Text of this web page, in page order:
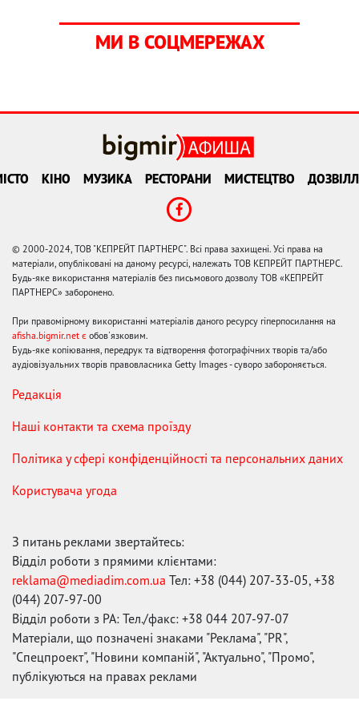
МИ В СОЦМЕРЕЖАХ
КІНО МУЗИКА РЕСТОРАНИ МИСТЕЦТВО
© 2000-2024, ТОВ "КЕПРЕЙТ ПАРТНЕРС". Всі права захищені. Усі права на
матеріали, опубліковані на даному ресурсі, належать ТОВ КЕПРЕЙТ ПАРТНЕРС.
Будь-яке використання матеріалів без письмового дозволу ТОВ «КЕПРЕЙТ
ПАРТНЕРС» заборонено.
При правомірному використанні матеріалів даного ресурсу гіперпосилання на
afisha.bigmir.net є обов'язковим.
Будь-яке копіювання, передрук та відтворення фотографічних творів та/або
аудіовізуальних творів правовласника Getty Images - суворо забороняється.
Редакція
Наші контакти та схема проїзду
Політика у сфері конфіденційності та персональних даних
Користувача угода
З питань реклами звертайтесь:
Відділ роботи з прямими клієнтами:
reklama@mediadim.com.ua Тел: +38 (044) 207-33-05, +38
(044) 207-97-00
Відділ роботи з РА: Тел./факс: +38 044 207-97-07
Матеріали, що позначені знаками "Реклама", "PR",
"Спецпроект", "Новини компаній", "Актуально", "Промо",
публікуються на правах реклами